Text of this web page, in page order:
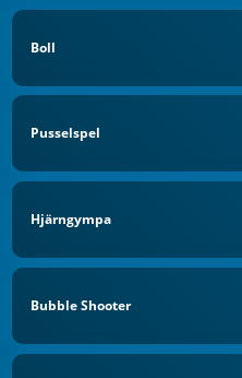
Boll
Pusselspel
Hjärngympa
Bubble Shooter